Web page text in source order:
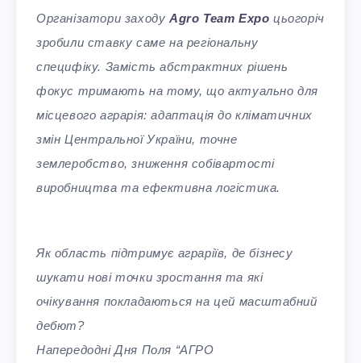
Організатори заходу Agro Team Expo цьогоріч
зробили ставку саме на регіональну
специфіку. Замість абстрактних рішень
фокус тримають на тому, що актуально для
місцевого аграрія: адаптація до кліматичних
змін Центральної України, точне
землеробство, зниження собівартості
виробництва та ефективна логістика.
Як область підтримує аграріїв, де бізнесу
шукати нові точки зростання та які
очікування покладаються на цей масштабний
дебют?
Напередодні Дня Поля “АГРО